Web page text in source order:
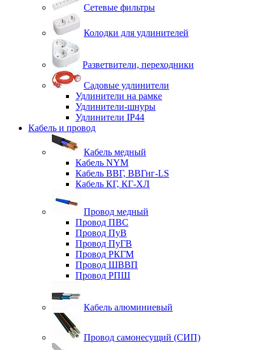
Сетевые фильтры
Колодки для удлинителей
Разветвители, переходники
Садовые удлинители
Удлинители на рамке
Удлинители-шнуры
Удлинители IP44
Кабель и провод
Кабель медный
Кабель NYM
Кабель ВВГ, ВВГнг-LS
Кабель КГ, КГ-ХЛ
Провод медный
Провод ПВС
Провод ПуВ
Провод ПуГВ
Провод РКГМ
Провод ШВВП
Провод РПШ
Кабель алюминиевый
Провод самонесущий (СИП)